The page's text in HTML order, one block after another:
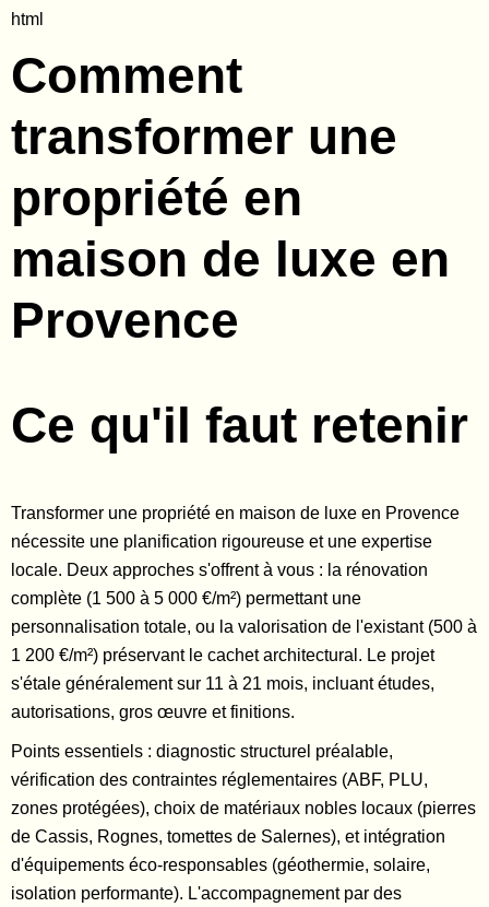
html
Comment
transformer une
propriété en
maison de luxe en
Provence
Ce qu'il faut retenir
Transformer une propriété en maison de luxe en Provence
nécessite une planification rigoureuse et une expertise
locale. Deux approches s'offrent à vous : la rénovation
complète (1 500 à 5 000 €/m²) permettant une
personnalisation totale, ou la valorisation de l'existant (500 à
1 200 €/m²) préservant le cachet architectural. Le projet
s'étale généralement sur 11 à 21 mois, incluant études,
autorisations, gros œuvre et finitions.
Points essentiels : diagnostic structurel préalable,
vérification des contraintes réglementaires (ABF, PLU,
zones protégées), choix de matériaux nobles locaux (pierres
de Cassis, Rognes, tomettes de Salernes), et intégration
d'équipements éco-responsables (géothermie, solaire,
isolation performante). L'accompagnement par des